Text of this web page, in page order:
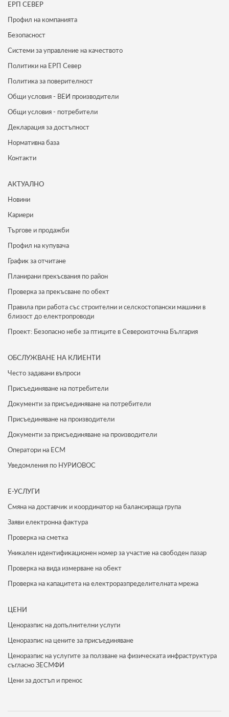
ЕРП СЕВЕР
Профил на компанията
Безопасност
Системи за управление на качеството
Политики на ЕРП Север
Политика за поверителност
Общи условия - ВЕИ производители
Общи условия - потребители
Декларация за достъпност
Нормативна база
Контакти
АКТУАЛНО
Новини
Кариери
Търгове и продажби
Профил на купувача
График за отчитане
Планирани прекъсвания по район
Проверка за прекъсване по обект
Правила при работа със строителни и селскостопански машини в
близост до електропроводи
Проект: Безопасно небе за птиците в Североизточна България
ОБСЛУЖВАНЕ НА КЛИЕНТИ
Често задавани въпроси
Присъединяване на потребители
Документи за присъединяване на потребители
Присъединяване на производители
Документи за присъединяване на производители
Оператори на ЕСМ
Уведомления по НУРИОВОС
Е-УСЛУГИ
Смяна на доставчик и координатор на балансираща група
Заяви електронна фактура
Проверка на сметка
Уникален идентификационен номер за участие на свободен пазар
Проверка на вида измерване на обект
Проверка на капацитета на електроразпределителната мрежа
ЦЕНИ
Ценоразпис на допълнителни услуги
Ценоразпис на цените за присъединяване
Ценоразпис на услугите за ползване на физическата инфраструктура
съгласно ЗЕСМФИ
Цени за достъп и пренос